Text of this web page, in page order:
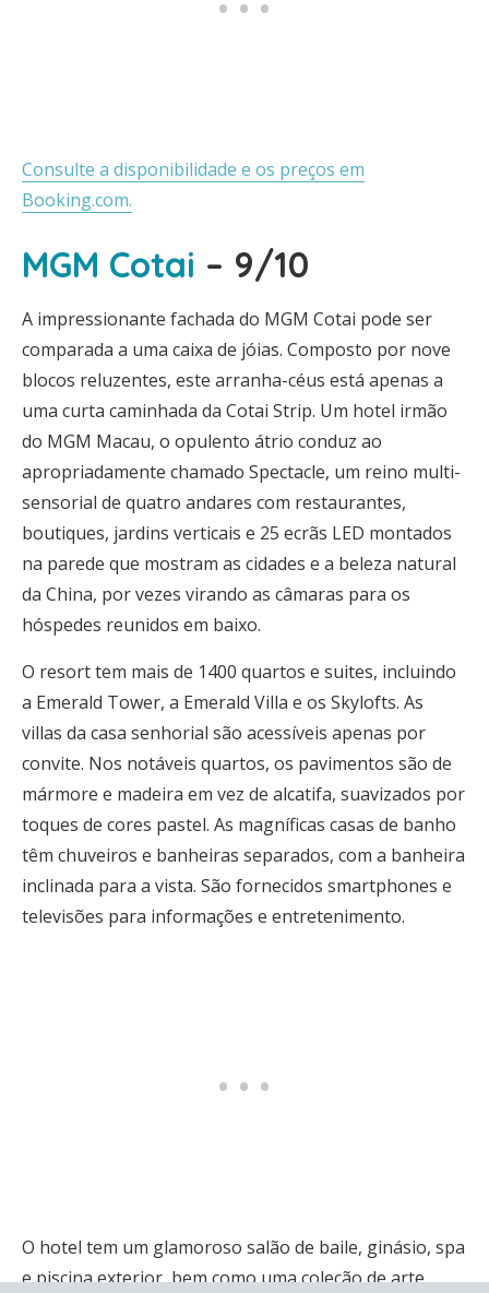
Consulte a disponibilidade e os preços em
Booking.com.
MGM Cotai – 9/10
A impressionante fachada do MGM Cotai pode ser
comparada a uma caixa de jóias. Composto por nove
blocos reluzentes, este arranha-céus está apenas a
uma curta caminhada da Cotai Strip. Um hotel irmão
do MGM Macau, o opulento átrio conduz ao
apropriadamente chamado Spectacle, um reino multi-
sensorial de quatro andares com restaurantes,
boutiques, jardins verticais e 25 ecrãs LED montados
na parede que mostram as cidades e a beleza natural
da China, por vezes virando as câmaras para os
hóspedes reunidos em baixo.
O resort tem mais de 1400 quartos e suites, incluindo
a Emerald Tower, a Emerald Villa e os Skylofts. As
villas da casa senhorial são acessíveis apenas por
convite. Nos notáveis quartos, os pavimentos são de
mármore e madeira em vez de alcatifa, suavizados por
toques de cores pastel. As magníficas casas de banho
têm chuveiros e banheiras separados, com a banheira
inclinada para a vista. São fornecidos smartphones e
televisões para informações e entretenimento.
O hotel tem um glamoroso salão de baile, ginásio, spa
e piscina exterior, bem como uma coleção de arte